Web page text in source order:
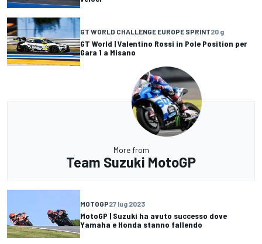
GT WORLD CHALLENGE EUROPE SPRINT20 g
GT World | Valentino Rossi in Pole Position per
Gara 1 a Misano
More from
Team Suzuki MotoGP
MOTOGP27 lug 2023
MotoGP | Suzuki ha avuto successo dove
Yamaha e Honda stanno fallendo